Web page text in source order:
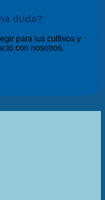
duda?
para tus cultivos y
con nosotros.